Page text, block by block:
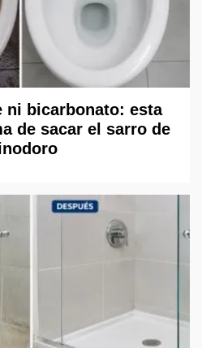
ni bicarbonato: esta
de sacar el sarro de